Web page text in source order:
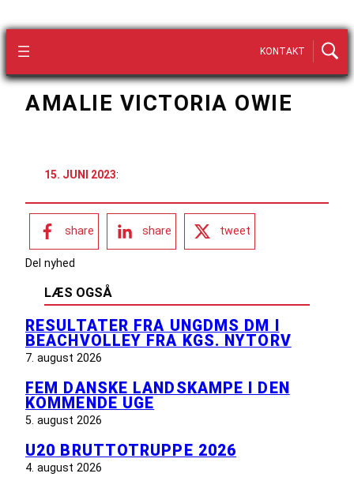
KONTAKT
AMALIE VICTORIA OWIE
15. JUNI 2023:
share share tweet
Del nyhed
LÆS OGSÅ
RESULTATER FRA UNGDMS DM I
BEACHVOLLEY FRA KGS. NYTORV
7. august 2026
FEM DANSKE LANDSKAMPE I DEN
KOMMENDE UGE
5. august 2026
U20 BRUTTOTRUPPE 2026
4. august 2026